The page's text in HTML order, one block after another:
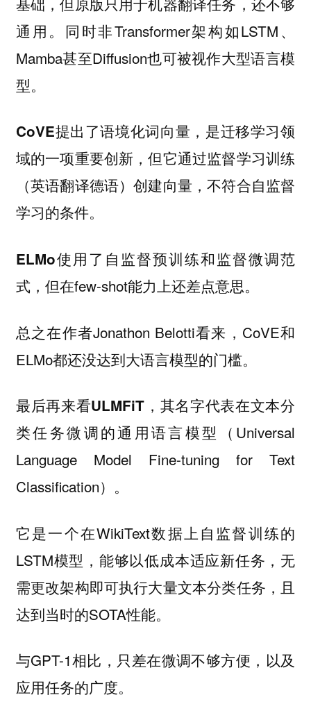
通用。同时非Transformer架构如LSTM、
Mamba甚至Diffusion也可被视作大型语言模
型。
CoVE提出了语境化词向量，是迁移学习领
域的一项重要创新，但它通过监督学习训练
（英语翻译德语）创建向量，不符合自监督
学习的条件。
ELMo使用了自监督预训练和监督微调范
式，但在few-shot能力上还差点意思。
总之在作者Jonathon Belotti看来，CoVE和
ELMo都还没达到大语言模型的门槛。
最后再来看ULMFiT ，其名字代表在文本分
类任务微调的通用语言模型
（Universal
Language Model Fine-tuning for Text
Classification）。
它是一个在WikiText数据上自监督训练的
LSTM模型，能够以低成本适应新任务，无
需更改架构即可执行大量文本分类任务，且
达到当时的SOTA性能。
与GPT-1相比，只差在微调不够方便，以及
应用任务的广度。